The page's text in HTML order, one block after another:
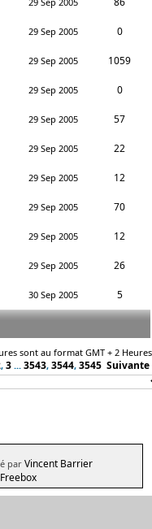
29 Sep 2005 0
29 Sep 2005 1059
29 Sep 2005 0
29 Sep 2005 57
29 Sep 2005 22
29 Sep 2005 12
29 Sep 2005 70
29 Sep 2005 12
29 Sep 2005 26
30 Sep 2005 5
sont au format GMT + 2 Heures
, 3 ... 3543, 3544, 3545 Suivante
par Vincent Barrier